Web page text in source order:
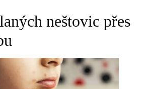
neštovic přes